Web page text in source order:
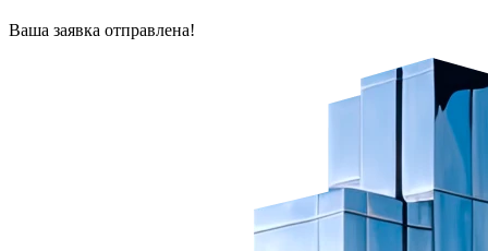
Ваша заявка отправлена!